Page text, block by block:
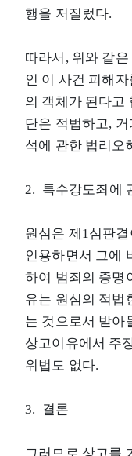
행을 저질렀다.
따라서, 위와 같
인 이 사건 피해
의 객체가 된다고
단은 적법하고,
석에 관한 법리오
2. 특수강도죄에
원심은 제1심판
인용하면서 그에
하여 범죄의 증명
유는 원심의 적법
는 것으로서 받아
상고이유에서 주
위법도 없다.
3. 결론
그러므로 상고를